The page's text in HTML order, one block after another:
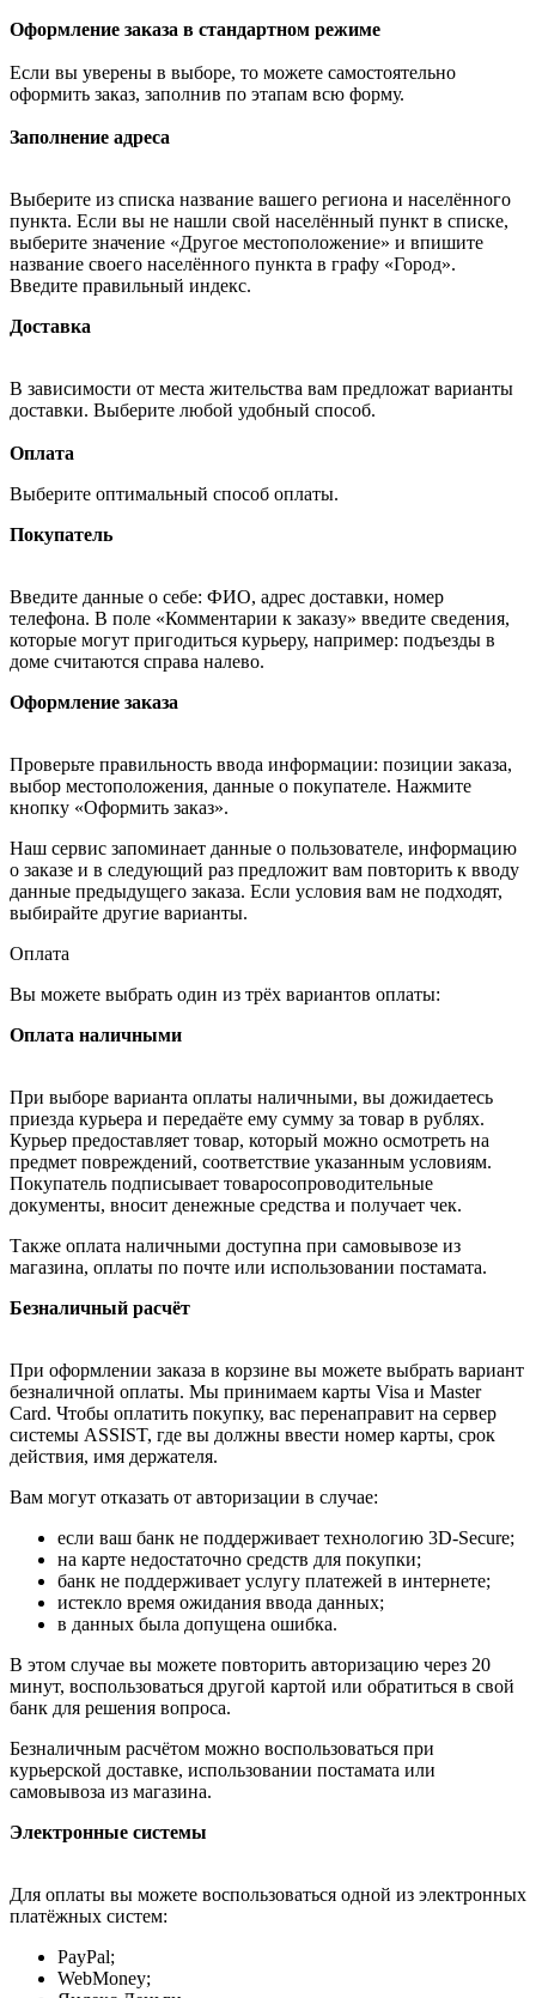
Оформление заказа в стандартном режиме
Если вы уверены в выборе, то можете самостоятельно
оформить заказ, заполнив по этапам всю форму.
Заполнение адреса
Выберите из списка название вашего региона и населённого
пункта. Если вы не нашли свой населённый пункт в списке,
выберите значение «Другое местоположение» и впишите
название своего населённого пункта в графу «Город».
Введите правильный индекс.
Доставка
В зависимости от места жительства вам предложат варианты
доставки. Выберите любой удобный способ.
Оплата
Выберите оптимальный способ оплаты.
Покупатель
Введите данные о себе: ФИО, адрес доставки, номер
телефона. В поле «Комментарии к заказу» введите сведения,
которые могут пригодиться курьеру, например: подъезды в
доме считаются справа налево.
Оформление заказа
Проверьте правильность ввода информации: позиции заказа,
выбор местоположения, данные о покупателе. Нажмите
кнопку «Оформить заказ».
Наш сервис запоминает данные о пользователе, информацию
о заказе и в следующий раз предложит вам повторить к вводу
данные предыдущего заказа. Если условия вам не подходят,
выбирайте другие варианты.
Оплата
Вы можете выбрать один из трёх вариантов оплаты:
Оплата наличными
При выборе варианта оплаты наличными, вы дожидаетесь
приезда курьера и передаёте ему сумму за товар в рублях.
Курьер предоставляет товар, который можно осмотреть на
предмет повреждений, соответствие указанным условиям.
Покупатель подписывает товаросопроводительные
документы, вносит денежные средства и получает чек.
Также оплата наличными доступна при самовывозе из
магазина, оплаты по почте или использовании постамата.
Безналичный расчёт
При оформлении заказа в корзине вы можете выбрать вариант
безналичной оплаты. Мы принимаем карты Visa и Master
Card. Чтобы оплатить покупку, вас перенаправит на сервер
системы ASSIST, где вы должны ввести номер карты, срок
действия, имя держателя.
Вам могут отказать от авторизации в случае:
если ваш банк не поддерживает технологию 3D-Secure;
на карте недостаточно средств для покупки;
банк не поддерживает услугу платежей в интернете;
истекло время ожидания ввода данных;
в данных была допущена ошибка.
В этом случае вы можете повторить авторизацию через 20
минут, воспользоваться другой картой или обратиться в свой
банк для решения вопроса.
Безналичным расчётом можно воспользоваться при
курьерской доставке, использовании постамата или
самовывоза из магазина.
Электронные системы
Для оплаты вы можете воспользоваться одной из электронных
платёжных систем:
PayPal;
WebMoney;